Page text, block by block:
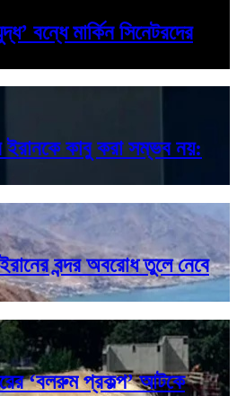
বন্ধে মার্কিন সিনেটরদের
ইরানকে কাবু করা সম্ভব নয়:
বন্দর অবরোধ তুলে নেবে
‘বলরুম প্রকল্প’ আটকে